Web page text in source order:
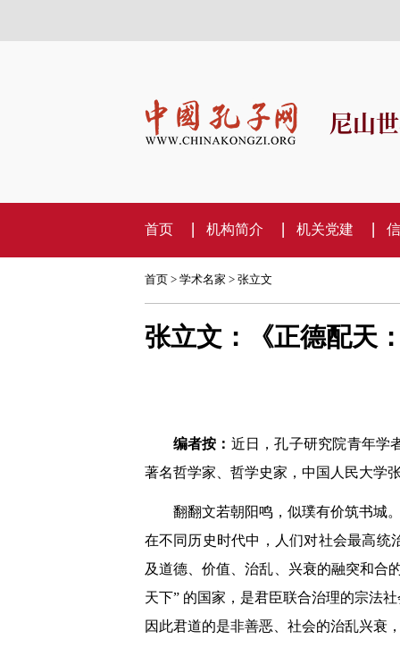
尼山
首页 机构简介 机关党建
首页> 学术名家 > 张立文
张立文：《正德配天
编者按： 近日，孔子研究院青年学
著名哲学家、哲学史家，中国人民大学
翻翻文若朝阳鸣，似璞有价筑书城
在不同历史时代中，人们对社会最高统
及道德、价值、治乱、兴衰的融突和合
天下” 的国家，是君臣联合治理的宗法
因此君道的是非善恶、社会的治乱兴衰